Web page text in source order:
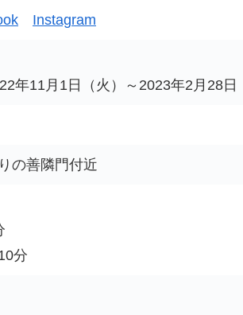
Instagram
年11月1日（火）～2023年2月28日
の善隣門付近
分